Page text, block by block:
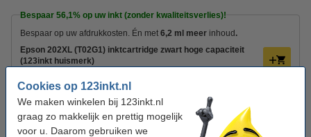
Cookies op 123inkt.nl
We maken winkelen bij 123inkt.nl
graag zo makkelijk en prettig mogelijk
voor u. Daarom gebruiken we
Bespaar 56,1% op uw inkt (zonder kwaliteitsverlies)!
Bespaar op uw afdrukkosten. Én met 6,2 ml meer inhoud .
Epson 202XL (T02G1) inktcartridge zwart hoge capaciteit
(123inkt huismerk)
Tip
Wij adviseren u om i.p.v. deze cartridge het 123inkt huismerk te
nemen.